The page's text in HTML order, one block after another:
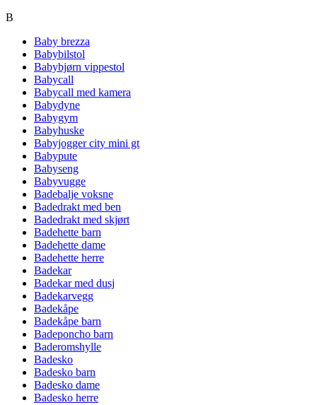
B
Baby brezza
Babybilstol
Babybjørn vippestol
Babycall
Babycall med kamera
Babydyne
Babygym
Babyhuske
Babyjogger city mini gt
Babypute
Babyseng
Babyvugge
Badebalje voksne
Badedrakt med ben
Badedrakt med skjørt
Badehette barn
Badehette dame
Badehette herre
Badekar
Badekar med dusj
Badekarvegg
Badekåpe
Badekåpe barn
Badeponcho barn
Baderomshylle
Badesko
Badesko barn
Badesko dame
Badesko herre